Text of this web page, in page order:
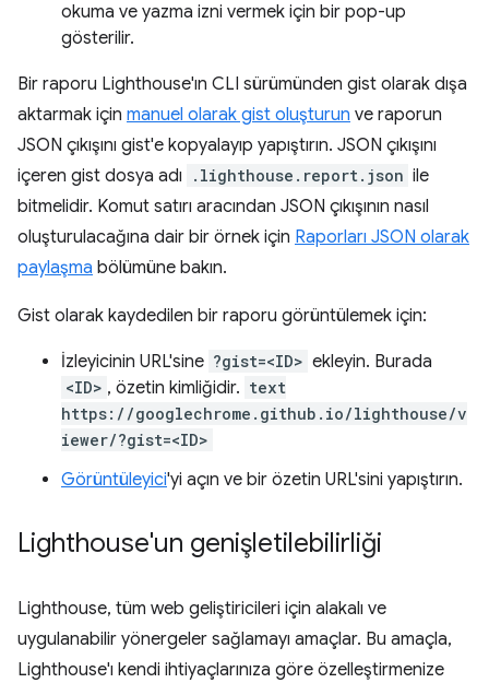
okuma ve yazma izni vermek için bir pop-up
gösterilir.
Bir raporu Lighthouse'ın CLI sürümünden gist olarak dışa
aktarmak için manuel olarak gist oluşturun ve raporun
JSON çıkışını gist'e kopyalayıp yapıştırın. JSON çıkışını
içeren gist dosya adı
.lighthouse.report.json ile
bitmelidir. Komut satırı aracından JSON çıkışının nasıl
oluşturulacağına dair bir örnek için Raporları JSON olarak
paylaşma bölümüne bakın.
Gist olarak kaydedilen bir raporu görüntülemek için:
İzleyicinin URL'sine ?gist=<ID> ekleyin. Burada
<ID> , özetin kimliğidir. text
https://googlechrome.github.io/lighthouse/v
iewer/?gist=<ID>
Görüntüleyici'yi açın ve bir özetin URL'sini yapıştırın.
Lighthouse'un genişletilebilirliği
Lighthouse, tüm web geliştiricileri için alakalı ve
uygulanabilir yönergeler sağlamayı amaçlar. Bu amaçla,
Lighthouse'ı kendi ihtiyaçlarınıza göre özelleştirmenize